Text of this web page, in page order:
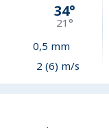
34°
21°
0,5 mm
2 (6) m/s